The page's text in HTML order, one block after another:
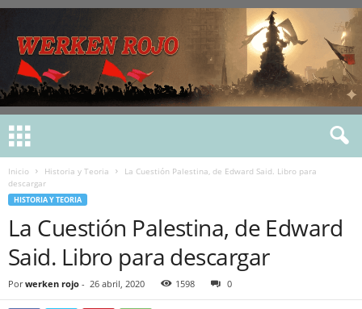
Inicio Historia y Teoria
La Cuestión Palestina, de Edward Said. Libro para
descargar
HISTORIA Y TEORIA
La Cuestión Palestina, de Edward
Said. Libro para descargar
Por werken rojo - 26 abril, 2020 1598 0